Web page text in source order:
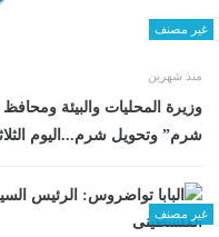
غير مصنف
منذ شهرين
وزيرة المحليات والبيئة
شرم” وتحويل شرم...اليوم الثلاثاء، 2 يونيو 2026
غير مصنف